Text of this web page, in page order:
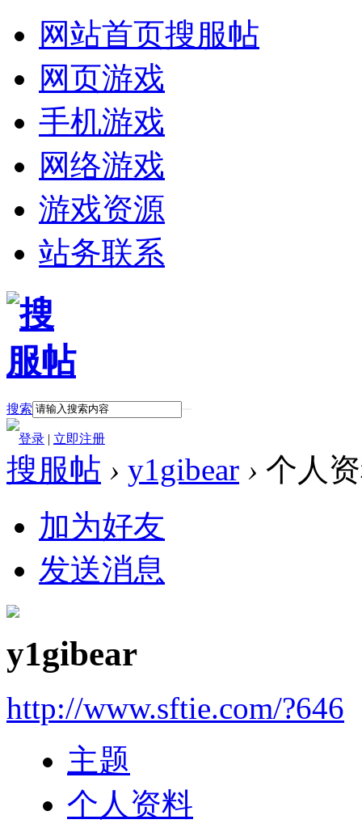
网站首页搜服帖
网页游戏
手机游戏
网络游戏
游戏资源
站务联系
搜索
登录 | 立即注册
搜服帖 › y1gibear › 个人
加为好友
发送消息
y1gibear
http://www.sftie.com/?646
主题
个人资料